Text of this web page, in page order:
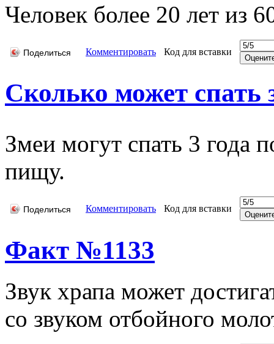
Человек более 20 лет из
Поделиться Комментировать Код для вставки
Сколько может спать
Змеи могут спать 3 года
пищу.
Поделиться Комментировать Код для вставки
Факт №1133
Звук храпа может
со звуком отбойного